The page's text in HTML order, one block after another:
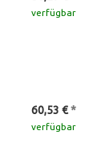
verfügbar
60,53 €*
verfügbar